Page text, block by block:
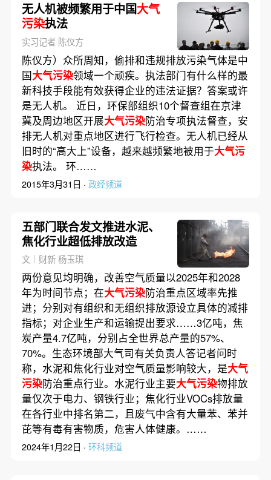
无人机被频繁用于中国大气
污染执法
实习记者 陈仪方
陈仪方）众所周知，偷排和违规排放污染气体是中
国大气污染领域一个顽疾。执法部门有什么样的最
新科技手段能有效获得企业的违法证据？答案或许
是无人机。 近日，环保部组织10个督查组在京津
冀及周边地区开展大气污染防治专项执法督查，安
排无人机对重点地区进行飞行检查。无人机已经从
旧时的“高大上”设备，越来越频繁地被用于大气污
染执法。 环……
2015年3月31日 · 政经频道
五部门联合发文推进水泥、
焦化行业超低排放改造
文｜财新 杨玉琪
两份意见均明确，改善空气质量以2025年和2028
年为时间节点；在大气污染防治重点区域率先推
进；分别对有组织和无组织排放源设立具体的减排
指标；对企业生产和运输提出要求……3亿吨，焦
炭产量4.7亿吨，分别占全世界总产量的57%、
70%。生态环境部大气司有关负责人答记者问时
称，水泥和焦化行业对空气质量影响较大，是大气
污染防治重点行业。水泥行业主要大气污染物排放
量仅次于电力、钢铁行业；焦化行业VOCs排放量
在各行业中排名第二，且废气中含有大量苯、苯并
芘等有毒有害物质，危害人体健康。……
2024年1月22日 · 环科频道